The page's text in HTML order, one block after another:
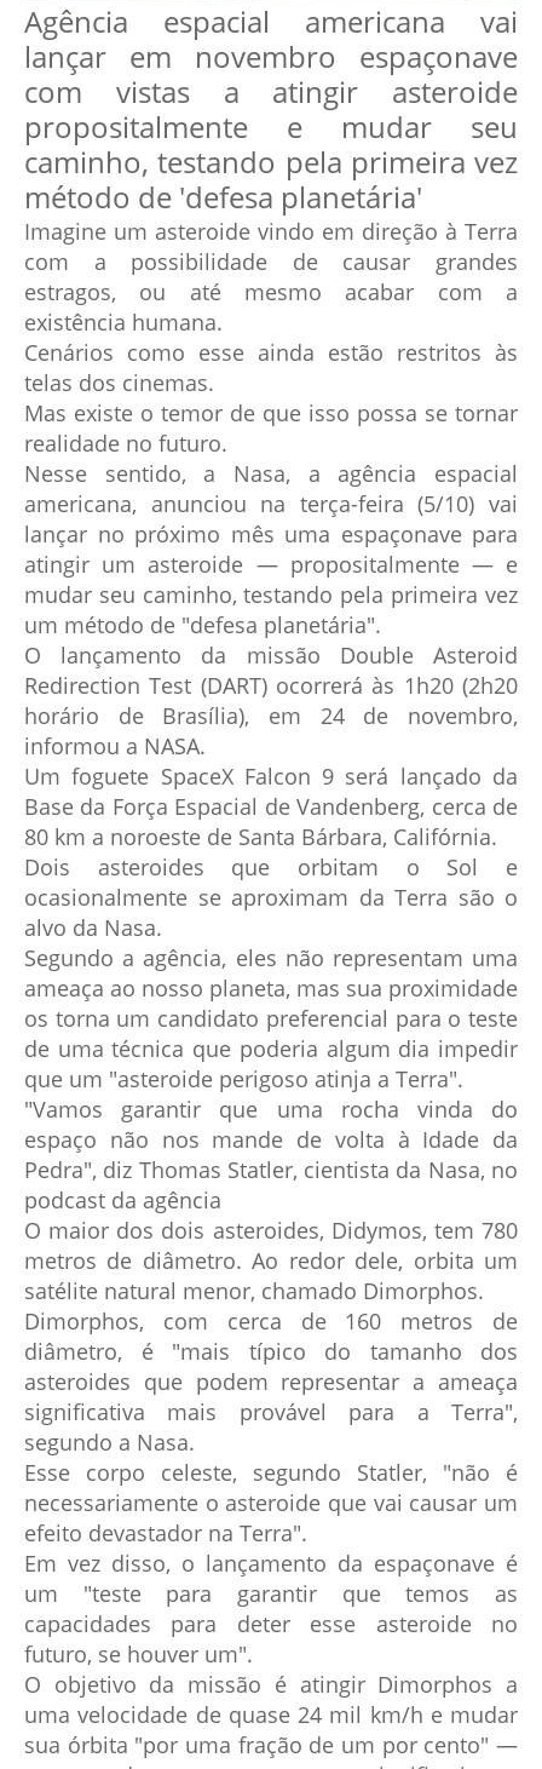
Agência espacial americana vai
lançar em novembro espaçonave
com vistas a atingir asteroide
propositalmente e mudar seu
caminho, testando pela primeira vez
método de 'defesa planetária'
Imagine um asteroide vindo em direção à Terra
com a possibilidade de causar grandes
estragos, ou até mesmo acabar com a
existência humana.
Cenários como esse ainda estão restritos às
telas dos cinemas.
Mas existe o temor de que isso possa se tornar
realidade no futuro.
Nesse sentido, a Nasa, a agência espacial
americana, anunciou na terça-feira (5/10) vai
lançar no próximo mês uma espaçonave para
atingir um asteroide — propositalmente — e
mudar seu caminho, testando pela primeira vez
um método de "defesa planetária".
O lançamento da missão Double Asteroid
Redirection Test (DART) ocorrerá às 1h20 (2h20
horário de Brasília), em 24 de novembro,
informou a NASA.
Um foguete SpaceX Falcon 9 será lançado da
Base da Força Espacial de Vandenberg, cerca de
80 km a noroeste de Santa Bárbara, Califórnia.
Dois asteroides que orbitam o Sol e
ocasionalmente se aproximam da Terra são o
alvo da Nasa.
Segundo a agência, eles não representam uma
ameaça ao nosso planeta, mas sua proximidade
os torna um candidato preferencial para o teste
de uma técnica que poderia algum dia impedir
que um "asteroide perigoso atinja a Terra".
"Vamos garantir que uma rocha vinda do
espaço não nos mande de volta à Idade da
Pedra", diz Thomas Statler, cientista da Nasa, no
podcast da agência
O maior dos dois asteroides, Didymos, tem 780
metros de diâmetro. Ao redor dele, orbita um
satélite natural menor, chamado Dimorphos.
Dimorphos, com cerca de 160 metros de
diâmetro, é "mais típico do tamanho dos
asteroides que podem representar a ameaça
significativa mais provável para a Terra",
segundo a Nasa.
Esse corpo celeste, segundo Statler, "não é
necessariamente o asteroide que vai causar um
efeito devastador na Terra".
Em vez disso, o lançamento da espaçonave é
um "teste para garantir que temos as
capacidades para deter esse asteroide no
futuro, se houver um".
O objetivo da missão é atingir Dimorphos a
uma velocidade de quase 24 mil km/h e mudar
sua órbita "por uma fração de um por cento" —